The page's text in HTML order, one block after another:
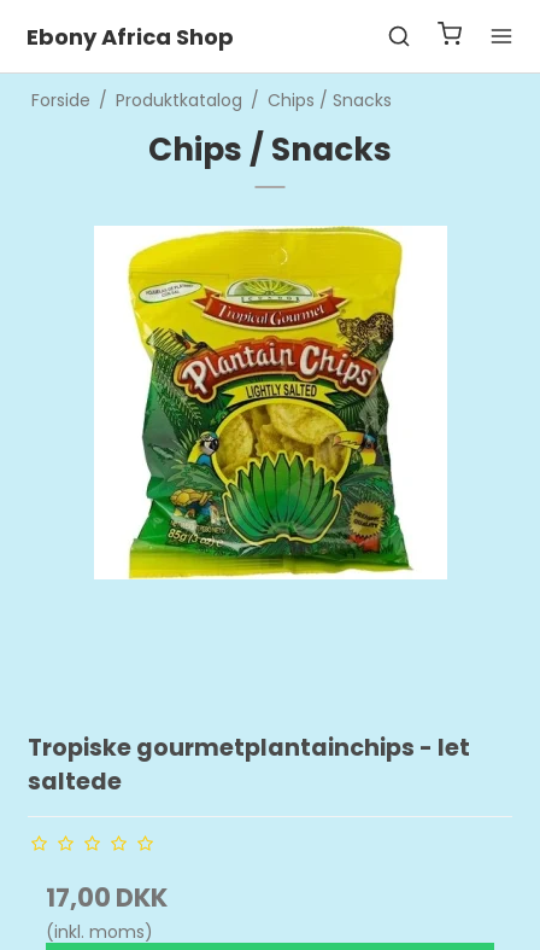
Ebony Africa Shop
Forside / Produktkatalog / Chips / Snacks
Chips / Snacks
Tropiske gourmetplantainchips - let
saltede
17,00 DKK
(inkl. moms)